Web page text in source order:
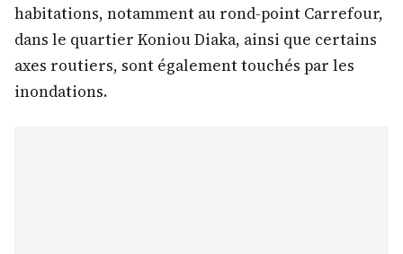
habitations, notamment au rond-point Carrefour,
dans le quartier Koniou Diaka, ainsi que certains
axes routiers, sont également touchés par les
inondations.